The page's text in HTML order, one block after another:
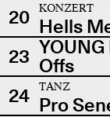
20
KONZERT
Hells
23 YOUNG
Offs
24
TANZ
Pro